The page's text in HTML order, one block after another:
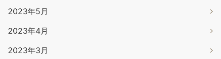
2023年5月
2023年4月
2023年3月